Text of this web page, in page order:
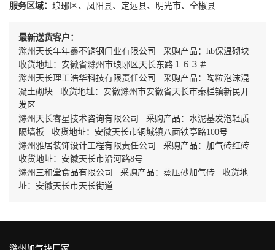
服务区域： 琅琊区、凤阳县、定远县、明光市、全椒县
最新送货客户：
滁州天长年年鑫不锈钢门业有限公司 采购产品：hb保温砌块
收货地址：安徽省滁州市琅琊区天长东路１６３＃
滁州天长理工浩华科技有限责任公司 采购产品：陶粒泡沫混
凝土砌块 收货地址：安徽滁州市安徽省天长市秦栏镇新民开
发区
滁州天长睿星技术咨询有限公司 采购产品：水泥基发泡轻质
隔墙板 收货地址：安徽天长市铜城镇八面铁亭路100号
滁州雅居装饰设计工程有限责任公司 采购产品：加气砖红砖
收货地址：安徽天长市沿河路8号
滁州三和堂食品有限公司 采购产品：蒸压砂加气砖 收货地
址：安徽天长市天长街道